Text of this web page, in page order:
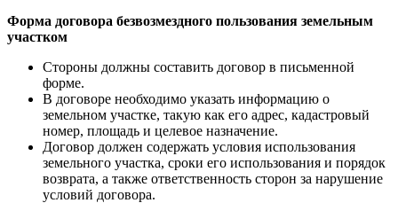
Форма договора безвозмездного пользования земельным
участком
Стороны должны составить договор в письменной
форме.
В договоре необходимо указать информацию о
земельном участке, такую как его адрес, кадастровый
номер, площадь и целевое назначение.
Договор должен содержать условия использования
земельного участка, сроки его использования и порядок
возврата, а также ответственность сторон за нарушение
условий договора.